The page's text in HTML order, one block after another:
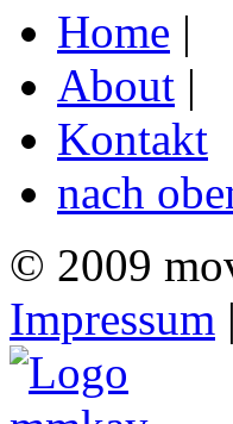
Home |
About |
Kontakt
nach
© 2009
Impressum |